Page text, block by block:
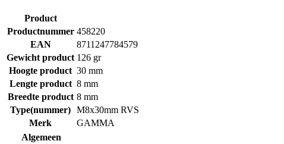
Product
Productnummer 458220
EAN
8711247784579
Gewicht product 126 gr
Hoogte product 30 mm
Lengte product 8 mm
Breedte product 8 mm
Type(nummer) M8x30mm RVS
Merk
GAMMA
Algemeen